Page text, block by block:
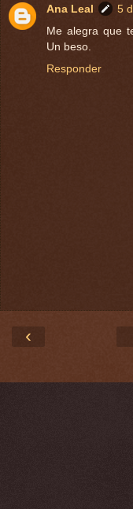
Ana Leal
5
Me alegra que
Un beso.
Responder
‹